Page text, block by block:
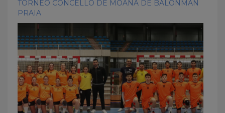
TORNEO CONCELLO DE MOAÑA DE BALONMÁN
PRAIA